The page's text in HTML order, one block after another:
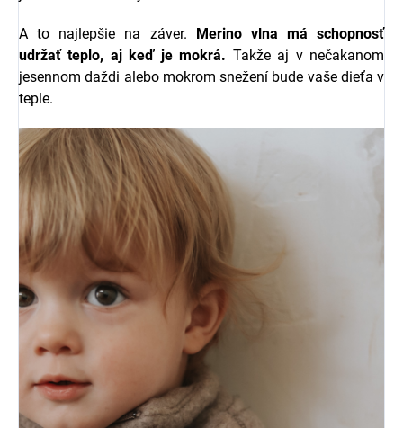
A to najlepšie na záver. Merino vlna má schopnosť
udržať teplo, aj keď je mokrá. Takže aj v nečakanom
jesennom daždi alebo mokrom snežení bude vaše dieťa v
teple.